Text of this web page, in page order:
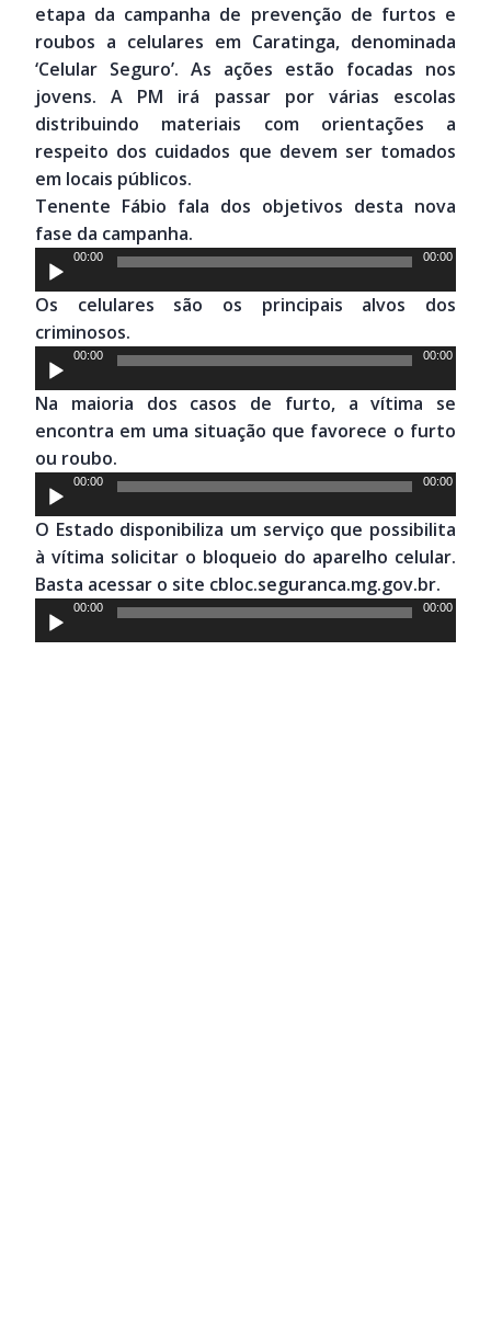
etapa da campanha de prevenção de furtos e
roubos a celulares em Caratinga, denominada
‘Celular Seguro’. As ações estão focadas nos
jovens. A PM irá passar por várias escolas
distribuindo materiais com orientações a
respeito dos cuidados que devem ser tomados
em locais públicos.
Tenente Fábio fala dos objetivos desta nova
fase da campanha.
Tocador
de
áudio
00:00 00:00
Os celulares são os principais alvos dos
criminosos.
Tocador
de
áudio
00:00 00:00
Na maioria dos casos de furto, a vítima se
encontra em uma situação que favorece o furto
ou roubo.
Tocador
de
áudio
00:00 00:00
O Estado disponibiliza um serviço que possibilita
à vítima solicitar o bloqueio do aparelho celular.
Basta acessar o site cbloc.seguranca.mg.gov.br.
Tocador
de
00:00 00:00